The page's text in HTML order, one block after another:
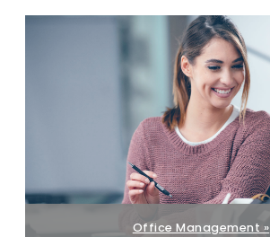
Office Management »